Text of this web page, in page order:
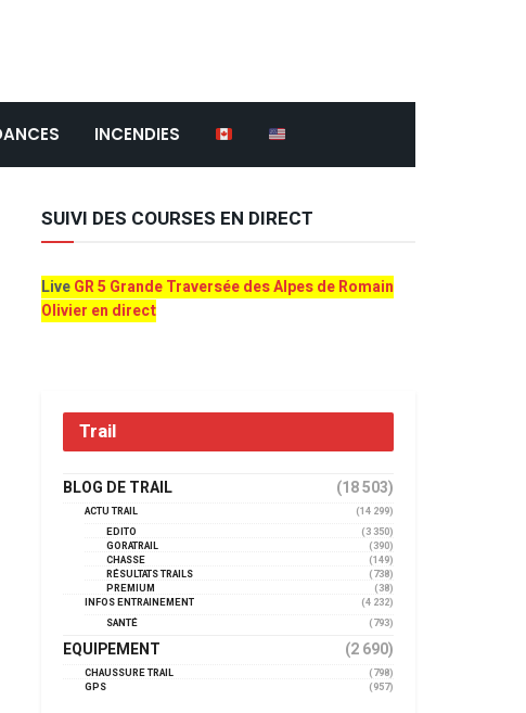
INCENDIES
SUIVI DES COURSES EN DIRECT
LiveGR 5 Grande Traversée des Alpes de Romain
Olivier en direct
Trail
BLOG DE TRAIL (18 503)
ACTU TRAIL
(14 299)
EDITO
(3 350)
GORATRAIL
(390)
CHASSE
(149)
RÉSULTATS TRAILS
(738)
PREMIUM
(38)
INFOS ENTRAINEMENT
(4 232)
SANTÉ
(793)
EQUIPEMENT (2 690)
CHAUSSURE TRAIL
(798)
GPS
(957)